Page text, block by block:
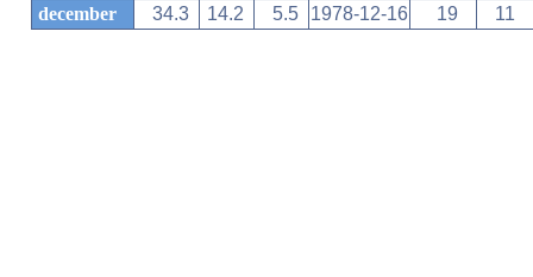
december
34.3 14.2 5.5 1978-12-16 19 11